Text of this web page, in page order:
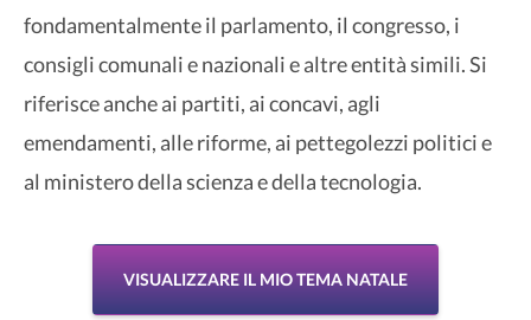
fondamentalmente il parlamento, il congresso, i
consigli comunali e nazionali e altre entità simili. Si
riferisce anche ai partiti, ai concavi, agli
emendamenti, alle riforme, ai pettegolezzi politici e
al ministero della scienza e della tecnologia.
VISUALIZZARE IL MIO TEMA NATALE